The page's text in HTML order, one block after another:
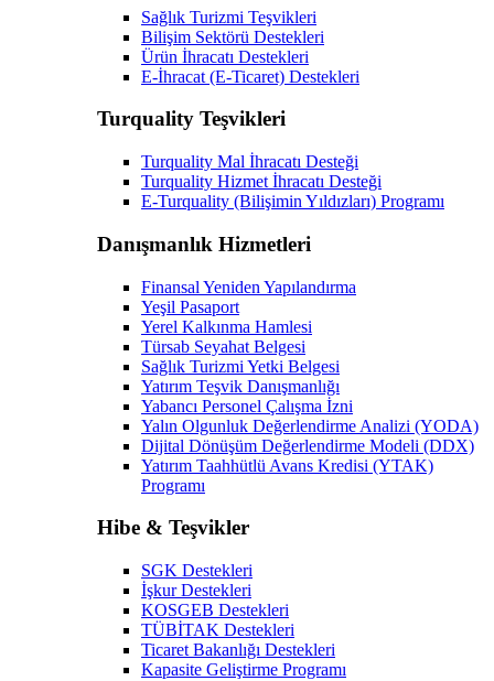
Sağlık Turizmi Teşvikleri
Bilişim Sektörü Destekleri
Ürün İhracatı Destekleri
E-İhracat (E-Ticaret) Destekleri
Turquality Teşvikleri
Turquality Mal İhracatı Desteği
Turquality Hizmet İhracatı Desteği
E-Turquality (Bilişimin Yıldızları) Programı
Danışmanlık Hizmetleri
Finansal Yeniden Yapılandırma
Yeşil Pasaport
Yerel Kalkınma Hamlesi
Türsab Seyahat Belgesi
Sağlık Turizmi Yetki Belgesi
Yatırım Teşvik Danışmanlığı
Yabancı Personel Çalışma İzni
Yalın Olgunluk Değerlendirme Analizi (YODA)
Dijital Dönüşüm Değerlendirme Modeli (DDX)
Yatırım Taahhütlü Avans Kredisi (YTAK)
Programı
Hibe & Teşvikler
SGK Destekleri
İşkur Destekleri
KOSGEB Destekleri
TÜBİTAK Destekleri
Ticaret Bakanlığı Destekleri
Kapasite Geliştirme Programı